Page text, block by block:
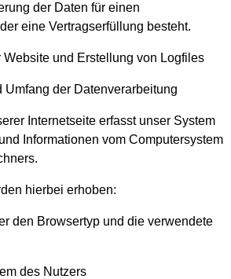
der Daten für einen
eine Vertragserfüllung besteht.
Website und Erstellung von Logfiles
Umfang der Datenverarbeitung
Internetseite erfasst unser System
Informationen vom Computersystem
hierbei erhoben:
den Browsertyp und die verwendete
des Nutzers